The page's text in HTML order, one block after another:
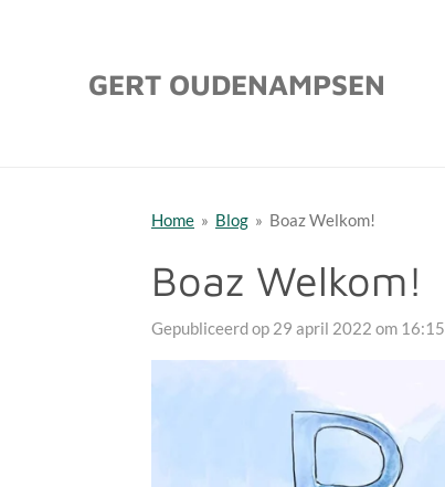
GERT OUDENAMPSEN
Home » Blog » Boaz Welkom!
Boaz Welkom!
Gepubliceerd op 29 april 2022 om 16:15